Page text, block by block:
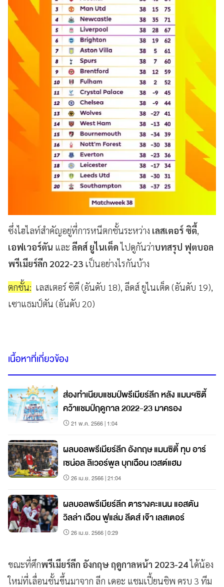
ซึ่งไฮไลท์สำคัญอยู่ที่การหนีตกชั้นระหว่าง เลสเตอร์ ซิตี้,
เอฟเวอร์ตัน และ ลีดส์ ยูไนเต็ดไปดูกันว่าบทสรุป ฟุตบอล
พรีเมียร์ลีก 2022-23 เป็นอย่างไรกันบ้าง
ตกชั้น: เลสเตอร์ ซิตี (อันดับ 18), ลีดส์ ยูไนเต็ด (อันดับ 19),
เซาแธมป์ตัน (อันดับ 20)
เนื้อหาที่เกี่ยวข้อง
ส่องทำเนียบแชมป์พรีเมียร์ลีก หลัง แมนฯซิตี้
คว้าแชมป์ฤดูกาล 2022-23 มาครอง
21 พ.ค. 2566 | 1:04
ผลบอลพรีเมียร์ลีก อังกฤษ แมนซิตี้ ทุบ อาร์
เซน่อล ลิเวอร์พูล บุกเฉือน เวสต์แฮม
26 เม.ย. 2566 | 21:04
ผลบอลพรีเมียร์ลีก ตารางคะแนน แอสตัน
วิลล่า เฉือน ฟูแล่ม ลีดส์ เจ๊า เลสเตอร์
26 เม.ย. 2566 | 0:29
ขณะที่ศึกพรีเมียร์ลีก อังกฤษ ฤดูกาลหน้า 2023-24ได้น้อง
ใหม่ที่เลื่อนชั้นขึ้นมาจาก ลีก เดอะ แชมเปี้ยนชิพ ครบ 3 ทีม